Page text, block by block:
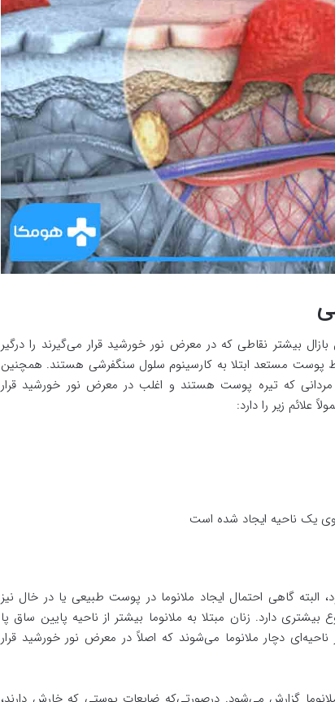
بیشتر نقاطی که در معرض نور خورشید قرار می‌گیرند را درگیر
مستعد ابتلا به کارسینوم سلول سنگفرشی هستند. همچنین
که تیره پوست هستند و اغلب در معرض نور خورشید قرار
علائم زیر را دارد:
یک ناحیه ایجاد شده است
گاهی احتمال ایجاد ملانوما در پوست طبیعی یا در خال نیز
دارد. زنان مبتلا به ملانوما بیشتر از ناحیه پایین ساق پا
دچار ملانوما می‌شوند که اصلاً در معرض نور خورشید قرار